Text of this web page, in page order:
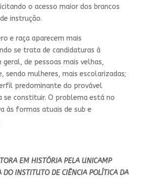
o acesso maior dos brancos
instrução.
e raça aparecem mais
se trata de candidaturas à
geral, de pessoas mais velhas,
sendo mulheres, mais escolarizadas;
predominante do provável
se constituir. O problema está no
às formas atuais de sub e
EM HISTÓRIA PELA UNICAMP
DO INSTITUTO DE CIÊNCIA POLÍTICA DA